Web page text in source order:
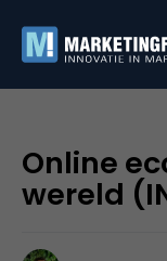
Online
wereld